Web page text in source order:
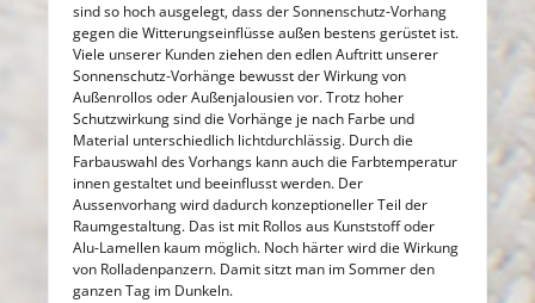
sind so hoch ausgelegt, dass der Sonnenschutz-Vorhang
gegen die Witterungseinflüsse außen bestens gerüstet ist.
Viele unserer Kunden ziehen den edlen Auftritt unserer
Sonnenschutz-Vorhänge bewusst der Wirkung von
Außenrollos oder Außenjalousien vor. Trotz hoher
Schutzwirkung sind die Vorhänge je nach Farbe und
Material unterschiedlich lichtdurchlässig. Durch die
Farbauswahl des Vorhangs kann auch die Farbtemperatur
innen gestaltet und beeinflusst werden. Der
Aussenvorhang wird dadurch konzeptioneller Teil der
Raumgestaltung. Das ist mit Rollos aus Kunststoff oder
Alu-Lamellen kaum möglich. Noch härter wird die Wirkung
von Rolladenpanzern. Damit sitzt man im Sommer den
ganzen Tag im Dunkeln.